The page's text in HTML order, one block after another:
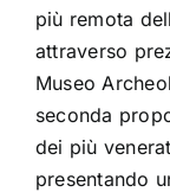
più remota
attraverso
Museo
seconda
dei più
presentando